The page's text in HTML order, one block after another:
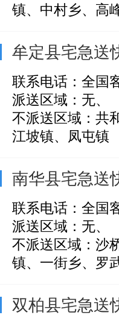
镇、中村乡、高
牟定县宅急送
联系电话：全国
派送区域：无、
不派送区域：共
江坡镇、凤屯镇
南华县宅急送
联系电话：全国
派送区域：无、
不派送区域：沙
镇、一街乡、罗
双柏县宅急送